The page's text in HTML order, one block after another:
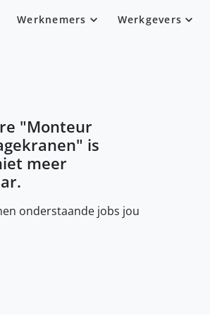
Werknemers Werkgevers
"Monteur
" is
meer
onderstaande jobs jou